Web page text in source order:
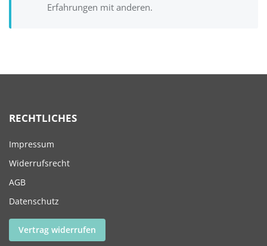
Erfahrungen mit anderen.
RECHTLICHES
Impressum
Widerrufsrecht
AGB
Datenschutz
Vertrag widerrufen